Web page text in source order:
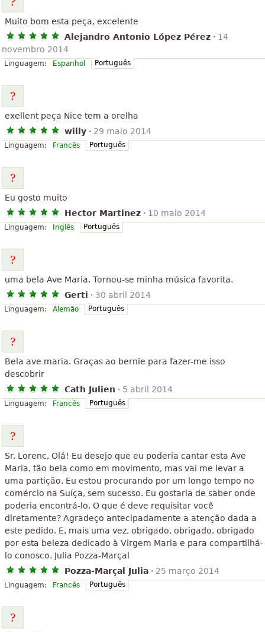
Muito bom esta peça, excelente
Alejandro Antonio López Pérez · 14
novembro 2014
Linguagem: Espanhol Português
exellent peça Nice tem a orelha
willy · 29 maio 2014
Linguagem: Francês Português
Eu gosto muito
Hector Martinez · 10 maio 2014
Linguagem: Inglês Português
uma bela Ave Maria. Tornou-se minha música favorita.
Gerti · 30 abril 2014
Linguagem: Alemão Português
Bela ave maria. Graças ao bernie para fazer-me isso
descobrir
Cath Julien · 5 abril 2014
Linguagem: Francês Português
Sr. Lorenc, Olá! Eu desejo que eu poderia cantar esta Ave
Maria, tão bela como em movimento, mas vai me levar a
uma partição. Eu estou procurando por um longo tempo no
comércio na Suíça, sem sucesso. Eu gostaria de saber onde
poderia encontrá-lo. O que é deve requisitar você
diretamente? Agradeço antecipadamente a atenção dada a
este pedido. E, mais uma vez, obrigado, obrigado, obrigado
por esta beleza dedicado à Virgem Maria e para compartilhá-
lo conosco. Julia Pozza-Marçal
Pozza-Marçal Julia · 25 março 2014
Linguagem: Francês Português